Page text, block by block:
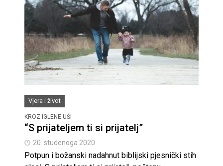
Vjera i život
KROZ IGLENE UŠI
“S prijateljem ti si prijatelj”
20. studenoga 2020.
Potpun i božanski nadahnut biblijski pjesnički stih